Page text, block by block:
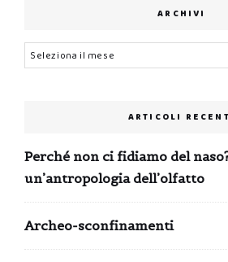
ARCHIVI
Archivi
ARTICOLI
Perché non ci fidiamo del
un’antropologia dell’olfatto
Archeo-sconfinamenti